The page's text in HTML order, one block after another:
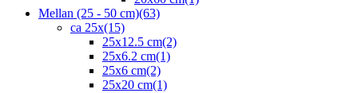
Mellan (25 - 50 cm)(63)
ca 25x(15)
25x12.5 cm(2)
25x6.2 cm(1)
25x6 cm(2)
25x20 cm(1)